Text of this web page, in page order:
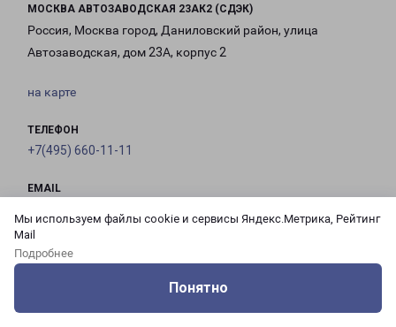
Мы используем файлы cookie и сервисы Яндекс.Метрика, Рейтинг
Mail
Подробнее
Понятно
МОСКВА АВТОЗАВОДСКАЯ 23АК2 (СДЭК)
Россия, Москва город, Даниловский район, улица
Автозаводская, дом 23А, корпус 2
на карте
ТЕЛЕФОН
+7(495) 660-11-11
EMAIL
ГРАФИК РАБОТЫ